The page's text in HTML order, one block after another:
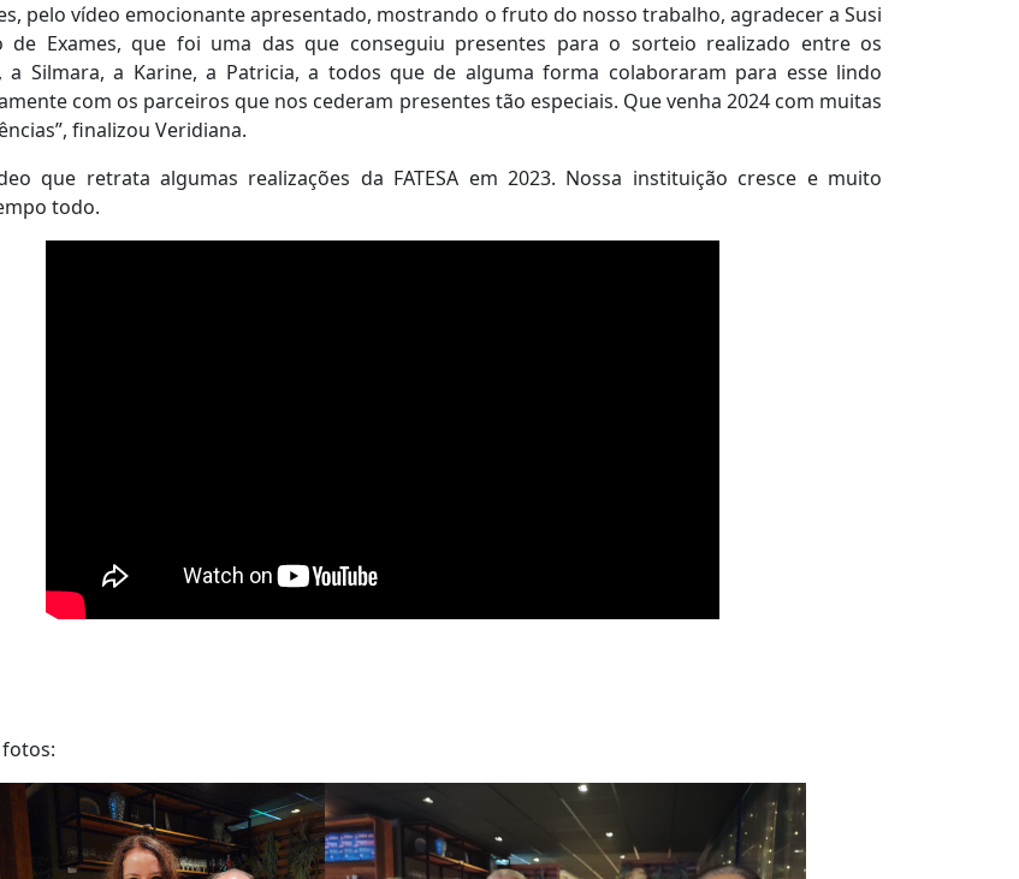
pelo vídeo emocionante apresentado, mostrando o fruto do nosso trabalho, agradecer a Susi
de Exames, que foi uma das que conseguiu presentes para o sorteio realizado entre os
a Silmara, a Karine, a Patricia, a todos que de alguma forma colaboraram para esse lindo
com os parceiros que nos cederam presentes tão especiais. Que venha 2024 com muitas
finalizou Veridiana.
que retrata algumas realizações da FATESA em 2023. Nossa instituição cresce e muito
todo.